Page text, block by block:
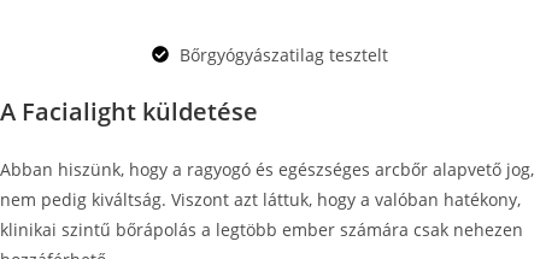
Bőrgyógyászatilag tesztelt
A Facialight küldetése
Abban hiszünk, hogy a ragyogó és egészséges arcbőr alapvető jog,
nem pedig kiváltság. Viszont azt láttuk, hogy a valóban hatékony,
klinikai szintű bőrápolás a legtöbb ember számára csak nehezen